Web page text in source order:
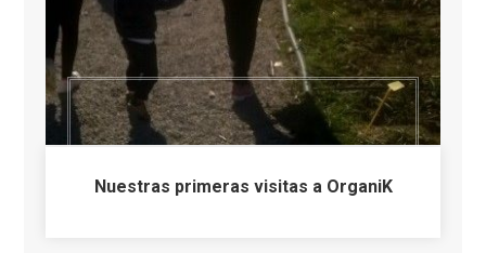
Nuestras primeras visitas a OrganiK